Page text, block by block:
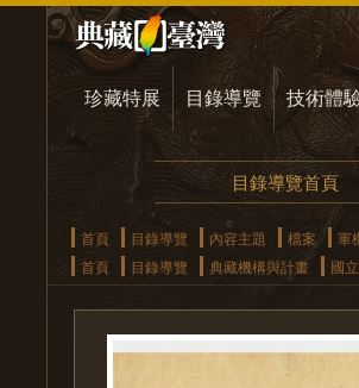
珍藏特展 目錄導覽 技術體
目錄導覽首頁
首頁 目錄導覽 內容主題 檔案 軍
首頁
目錄導覽 典藏機構與計畫 國